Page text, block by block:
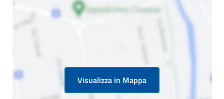
Visualizza in Mappa